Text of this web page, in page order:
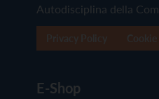
Autodisciplina della
E-Shop